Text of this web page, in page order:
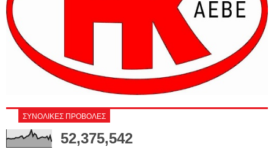
ΣΥΝΟΛΙΚΕΣ ΠΡΟΒΟΛΕΣ
52,375,542